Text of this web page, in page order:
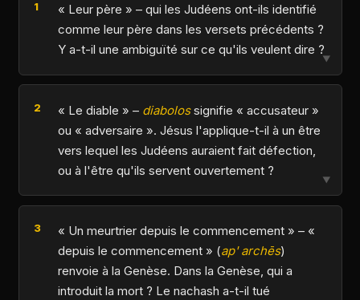
« Leur père » – qui les Judéens ont-ils identifié
comme leur père dans les versets précédents ?
Y a-t-il une ambiguïté sur ce qu'ils veulent dire ?
▼
« Le diable » – diabolossignifie « accusateur »
ou « adversaire ». Jésus l'applique-t-il à un être
vers lequel les Judéens auraient fait défection,
ou à l'être qu'ils servent ouvertement ?
▼
« Un meurtrier depuis le commencement » – «
depuis le commencement » (ap' archēs)
renvoie à la Genèse. Dans la Genèse, qui a
introduit la mort ? Le nachash a-t-il tué